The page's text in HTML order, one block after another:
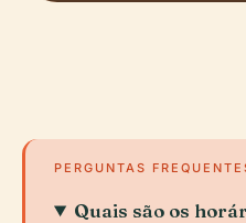
PERGUNTAS
Quais são os